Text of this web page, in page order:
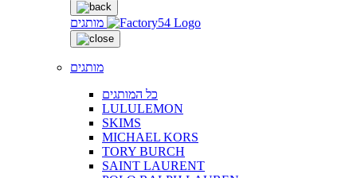
מותגים
מותגים
כל המותגים
LULULEMON
SKIMS
MICHAEL KORS
TORY BURCH
SAINT LAURENT